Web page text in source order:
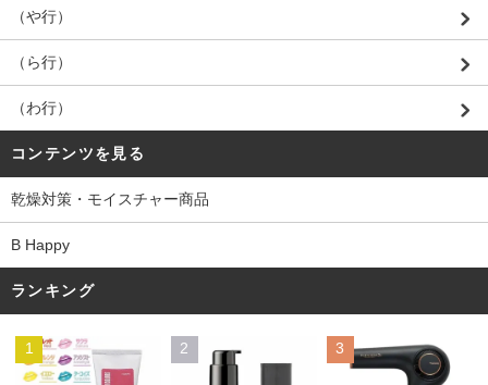
（や行）
（ら行）
（わ行）
コンテンツを見る
乾燥対策・モイスチャー商品
B Happy
ランキング
1 2 3